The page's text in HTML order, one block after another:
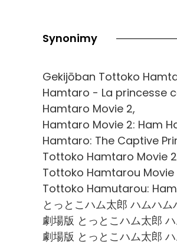
Synonimy
Gekijōban Tottoko
Hamtaro - La princesse
Hamtaro Movie 2,
Hamtaro Movie 2: Ham
Hamtaro: The Captive
Tottoko Hamtaro Movie
Tottoko Hamtarou
Tottoko Hamutarou:
とっとこハム太郎 ハムハ
劇場版 とっとこハム太郎
劇場版 とっとこハム太郎